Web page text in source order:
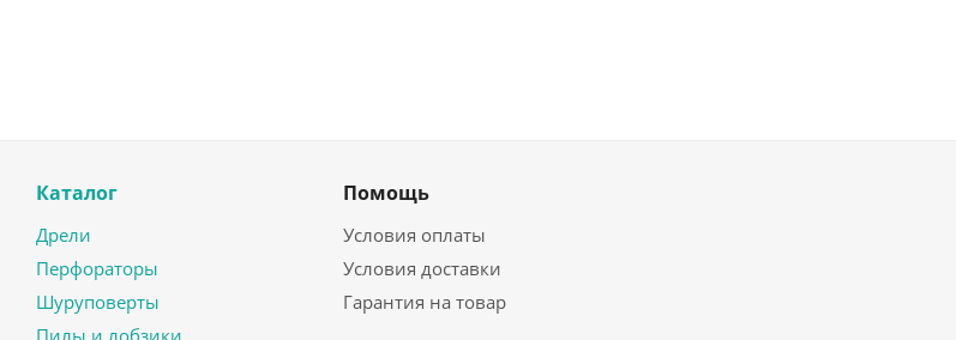
Каталог
Дрели
Перфораторы
Шуруповерты
Пилы и лобзики
Помощь
Условия оплаты
Условия доставки
Гарантия на товар